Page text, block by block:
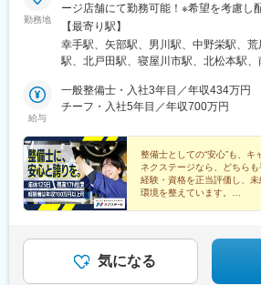
勤務地
ージ店舗にて勤務可能！※希望を考慮し
については下記＜勤務地一覧＞をご確
選択が可能です！ ＞ネクステージでは
1、全国転勤ありの『グローバル型』2
りますが、ご自身のライフスタイルや理
て、働き方をご選択いただけます！★自
県東茨城郡茨城町長岡矢頭3530SUV
市緑区大高町丸の内36番1
【最寄り駅】
幸手駅、矢部駅、男川駅、中野栄駅、
駅、北戸田駅、寝屋川市駅、北松本駅、
駅(名古屋市営)、美合駅、朝菜町駅、小
(愛知県)、置賜駅、石浜駅、岡本駅(栃木
(山口県)、南町田グランベリーパーク駅
潟駅、長泉なめり駅、港南台駅、船岡駅
駅、新金岡駅、喜多山駅(愛知県)、東静
草津駅、西那須野駅、湘南深沢駅、道ノ
(愛媛県)、鼓ケ浦駅、神領駅、森林公園
ししぶ駅、センター南駅、泉中央駅、
丁目駅、下松駅(大阪府)、水城駅、高塚
尾駅、黒松駅(宮城県)、柏林台駅、竹下
給与
一般整備士・入社3年目／年収434万円
チーフ・入社5年目／年収700万円
整備士としての“安心”も、キ
ネクステージなら、どちらも
経験・資格を正当評価し、
環境を整えています。
気になる